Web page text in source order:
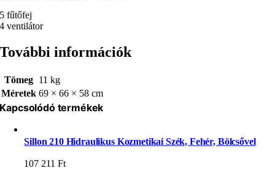
5 fűtőfej
4 ventilátor
További információk
Tömeg 11 kg
Méretek 69 × 66 × 58 cm
Kapcsolódó termékek
Sillon 210 Hidraulikus Kozmetikai Szék, Fehér, Bölcsővel
107 211Ft